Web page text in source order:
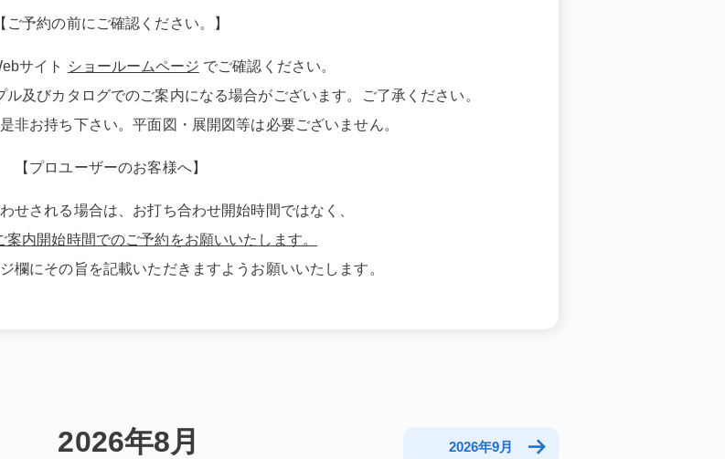
【ご予約の前にご確認ください。】
サイト ショールームページ でご確認ください。
及びカタログでのご案内になる場合がございます。ご了承ください。
非お持ち下さい。平面図・展開図等は必要ございません。
【プロユーザーのお客様へ】
せされる場合は、お打ち合わせ開始時間ではなく、
案内開始時間でのご予約をお願いいたします。
欄にその旨を記載いただきますようお願いいたします。
2026年8月 2026年9月